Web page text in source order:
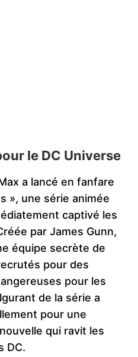
le DC Universe
a lancé en fanfare
», une série animée
captivé les
par James Gunn,
équipe secrète de
pour des
pour les
de la série a
pour une
qui ravit les
DC.